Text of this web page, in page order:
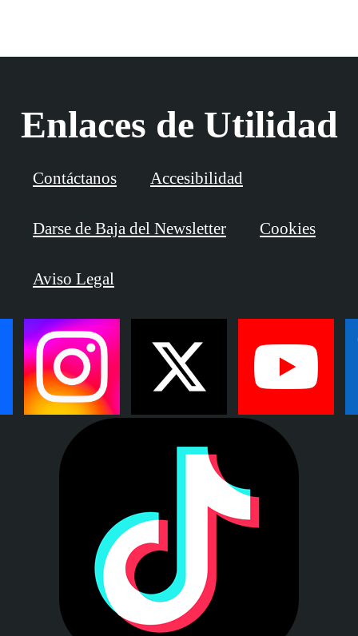
Enlaces de Utilidad
Contáctanos Accesibilidad
Darse de Baja del Newsletter Cookies
Aviso Legal